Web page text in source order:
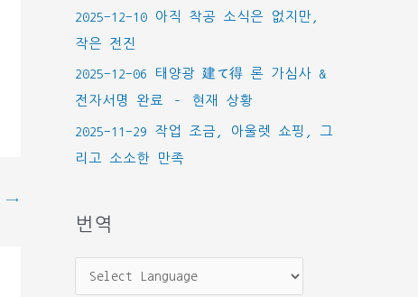
→
2025-12-10 아직 착공 소식은 없지만,
작은 전진
2025-12-06 태양광 建て得 론 가심사 &
전자서명 완료 – 현재 상황
2025-11-29 작업 조금, 아울렛 쇼핑, 그
리고 소소한 만족
번역